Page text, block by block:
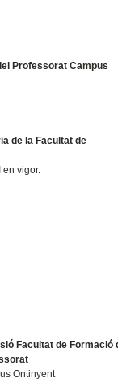
Professorat Campus
de la Facultat de
en vigor.
Facultat de Formació
Ontinyent